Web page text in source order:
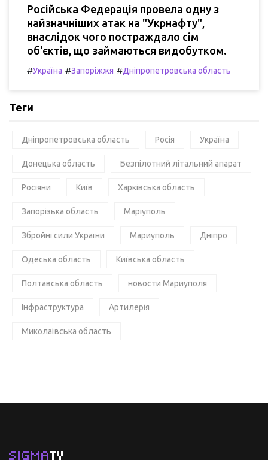
Російська Федерація провела одну з
найзначніших атак на "Укрнафту",
внаслідок чого постраждало сім
об'єктів, що займаються видобутком.
#Україна #Запоріжжя #Дніпропетровська область
Теги
Дніпропетровська область Росія Україна
Донецька область Безпілотний літальний апарат
Росіяни Київ Харківська область
Запорізька область Маріуполь
Збройні сили України Мариуполь Дніпро
Одеська область Київська область
Полтавська область новости Мариуполя
Інфраструктура Артилерія
Миколаївська область
SIGMATV